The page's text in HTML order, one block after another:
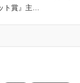
ト賞』主…